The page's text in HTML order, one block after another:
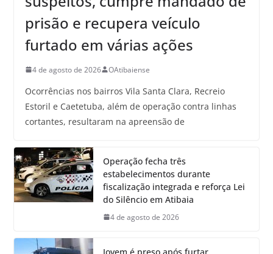
prisão e recupera veículo
furtado em várias ações
4 de agosto de 2026 OAtibaiense
Ocorrências nos bairros Vila Santa Clara, Recreio
Estoril e Caetetuba, além de operação contra linhas
cortantes, resultaram na apreensão de
Operação fecha três
estabelecimentos durante
fiscalização integrada e reforça Lei
do Silêncio em Atibaia
4 de agosto de 2026
Jovem é preso após furtar